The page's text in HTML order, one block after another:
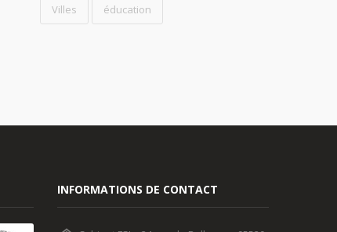
Villes éducation
INFORMATIONS DE CONTACT